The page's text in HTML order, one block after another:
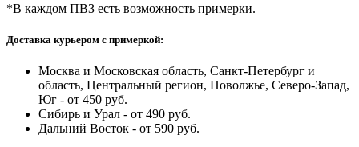
*В каждом ПВЗ есть возможность примерки.
Доставка курьером с примеркой:
Москва и Московская область, Санкт-Петербург и
область, Центральный регион, Поволжье, Северо-Запад,
Юг - от 450 руб.
Сибирь и Урал - от 490 руб.
Дальний Восток - от 590 руб.